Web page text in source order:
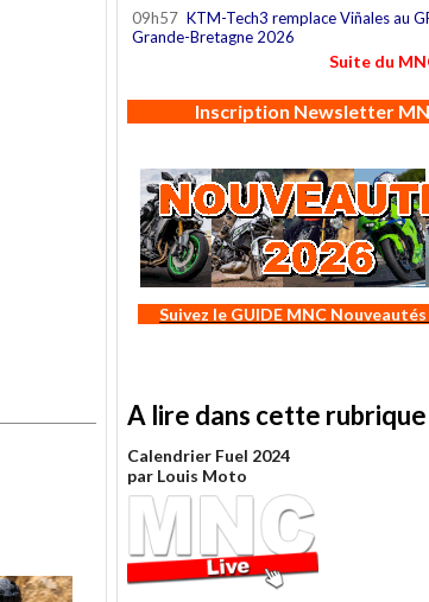
09h57 KTM-Tech3 remplace Viñales au
Grande-Bretagne 2026
Suite du
Inscription Newsletter
Suivez le GUIDE MNC Nouveautés
A lire dans cette rubrique
Calendrier Fuel 2024
par Louis Moto